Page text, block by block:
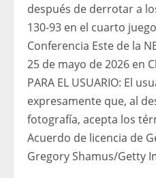
después de derrotar a
130-93 en el cuarto
Conferencia Este de la
25 de mayo de 2026 en
PARA EL USUARIO: El
expresamente que, al
fotografía, acepta los
Acuerdo de licencia de
Gregory Shamus/Getty